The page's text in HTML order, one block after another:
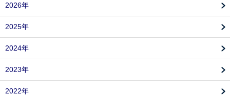
2026年
2025年
2024年
2023年
2022年